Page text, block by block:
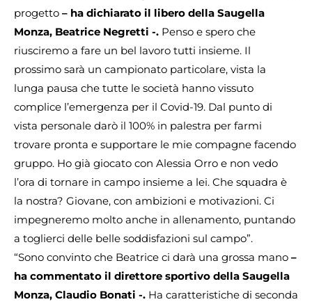
progetto – ha dichiarato il libero della Saugella
Monza, Beatrice Negretti -. Penso e spero che
riusciremo a fare un bel lavoro tutti insieme. Il
prossimo sarà un campionato particolare, vista la
lunga pausa che tutte le società hanno vissuto
complice l’emergenza per il Covid-19. Dal punto di
vista personale darò il 100% in palestra per farmi
trovare pronta e supportare le mie compagne facendo
gruppo. Ho già giocato con Alessia Orro e non vedo
l’ora di tornare in campo insieme a lei. Che squadra è
la nostra? Giovane, con ambizioni e motivazioni. Ci
impegneremo molto anche in allenamento, puntando
a toglierci delle belle soddisfazioni sul campo”.
“Sono convinto che Beatrice ci darà una grossa mano –
ha commentato il direttore sportivo della Saugella
Monza, Claudio Bonati -. Ha caratteristiche di seconda